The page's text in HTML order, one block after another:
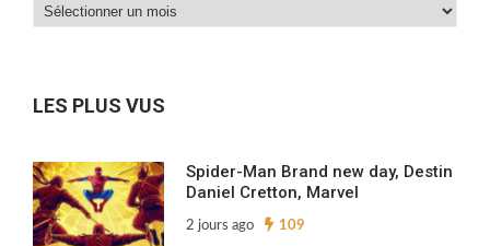
Dans
LES PLUS VUS
Spider-Man Brand new day, Destin
Daniel Cretton, Marvel
2 jours ago 109